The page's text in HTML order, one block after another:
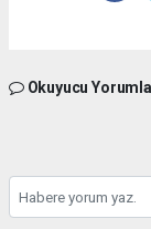
Okuyucu